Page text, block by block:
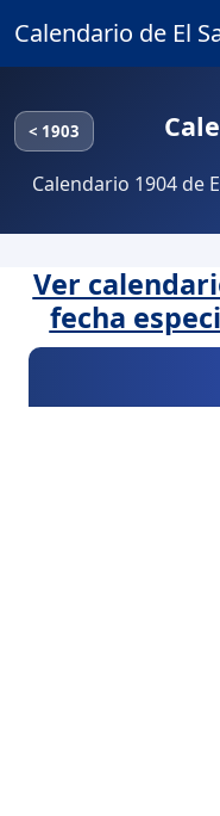
Calendario de El
< 1903
Calendario 1904 de
Ver
fecha